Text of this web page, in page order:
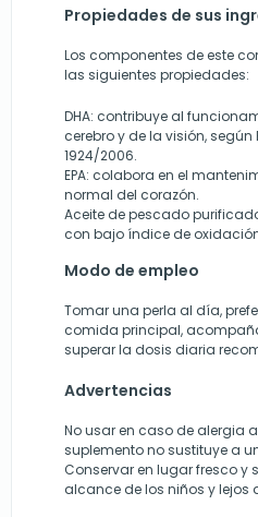
Propiedades de sus
Los componentes de este
las siguientes propiedades:
DHA: contribuye al
cerebro y de la visión, según
1924/2006.
EPA: colabora en el
normal del corazón.
Aceite de pescado
con bajo índice de
Modo de empleo
Tomar una perla al día,
comida principal,
superar la dosis diaria
Advertencias
No usar en caso de alergia
suplemento no sustituye a
Conservar en lugar fresco y
alcance de los niños y lejos